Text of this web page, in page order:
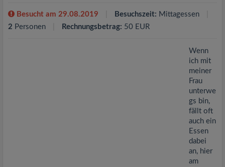
Besucht am 29.08.2019 Besuchszeit: Mittagessen
2 Personen Rechnungsbetrag: 50 EUR
Wenn
ich mit
meiner
Frau
unterwe
gs bin,
fällt oft
auch ein
Essen
dabei
an, hier
am
o